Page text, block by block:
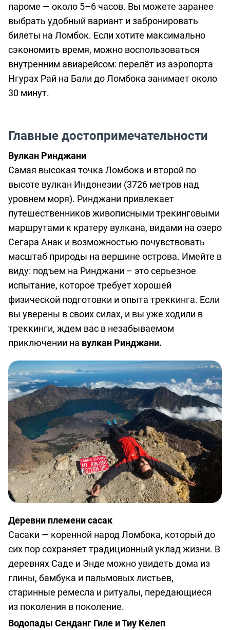
пароме — около 5–6 часов. Вы можете заранее
выбрать удобный вариант и забронировать
билеты на Ломбок. Если хотите максимально
сэкономить время, можно воспользоваться
внутренним авиарейсом: перелёт из аэропорта
Нгурах Рай на Бали до Ломбока занимает около
30 минут.
Главные достопримечательности
Вулкан Ринджани
Самая высокая точка Ломбока и второй по
высоте вулкан Индонезии (3726 метров над
уровнем моря). Ринджани привлекает
путешественников живописными трекинговыми
маршрутами к кратеру вулкана, видами на озеро
Сегара Анак и возможностью почувствовать
масштаб природы на вершине острова. Имейте в
виду: подъем на Ринджани – это серьезное
испытание, которое требует хорошей
физической подготовки и опыта треккинга. Если
вы уверены в своих силах, и вы уже ходили в
треккинги, ждем вас в незабываемом
приключении на вулкан Ринджани.
Деревни племени сасак
Сасаки — коренной народ Ломбока, который до
сих пор сохраняет традиционный уклад жизни. В
деревнях Саде и Энде можно увидеть дома из
глины, бамбука и пальмовых листьев,
старинные ремесла и ритуалы, передающиеся
из поколения в поколение.
Водопады Сенданг Гиле и Тиу Келеп